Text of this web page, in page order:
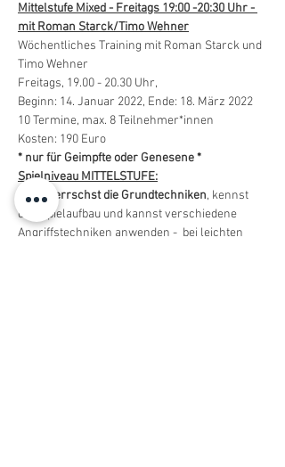
Mittelstufe Mixed - Freitags 19:00 -20:30 Uhr -
mit Roman Starck/Timo Wehner
Wöchentliches Training mit Roman Starck und
Timo Wehner
Freitags, 19.00 - 20.30 Uhr,
Beginn: 14. Januar 2022, Ende: 18. März 2022
10 Termine, max. 8 Teilnehmer*innen
Kosten: 190 Euro
* nur für Geimpfte oder Genesene *
Spielniveau MITTELSTUFE:
Du beherrschst die Grundtechniken, kennst
den Spielaufbau und kannst verschiedene
Angriffstechniken anwenden -  bei leichten